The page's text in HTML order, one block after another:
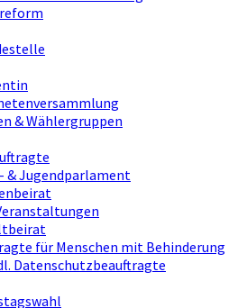
& Wählergruppen
& Jugendparlament
für Menschen mit Behinderung
Datenschutzbeauftragte